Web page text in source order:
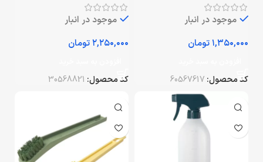
موجود در انبار
تومان
کد محصول: 60567617
موجود در انبار
تومان
کد محصول: 30568821